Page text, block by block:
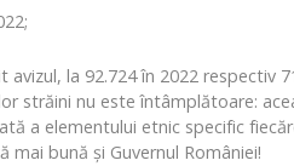
la 92.724 în 2022
străini nu este întâmplătoare:
a elementului etnic specific
bună și Guvernul României!